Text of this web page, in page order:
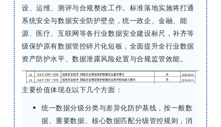
设、运维、测评与合规整改工作。标准落地实施将打通
系统安全与数据安全防护壁垒，统一政企、金融、能
源、医疗、互联网等各行业数据安全建设标尺，补齐等
级保护原有数据管控碎片化短板，全面提升全行业数据
资产防护水平、数据泄露风险处置与合规监管效能。
主要价值体现在以下几个方面：
统一数据分级分类与差异化防护基线，按一般数
据、重要数据、核心数据匹配分级管控规则，消